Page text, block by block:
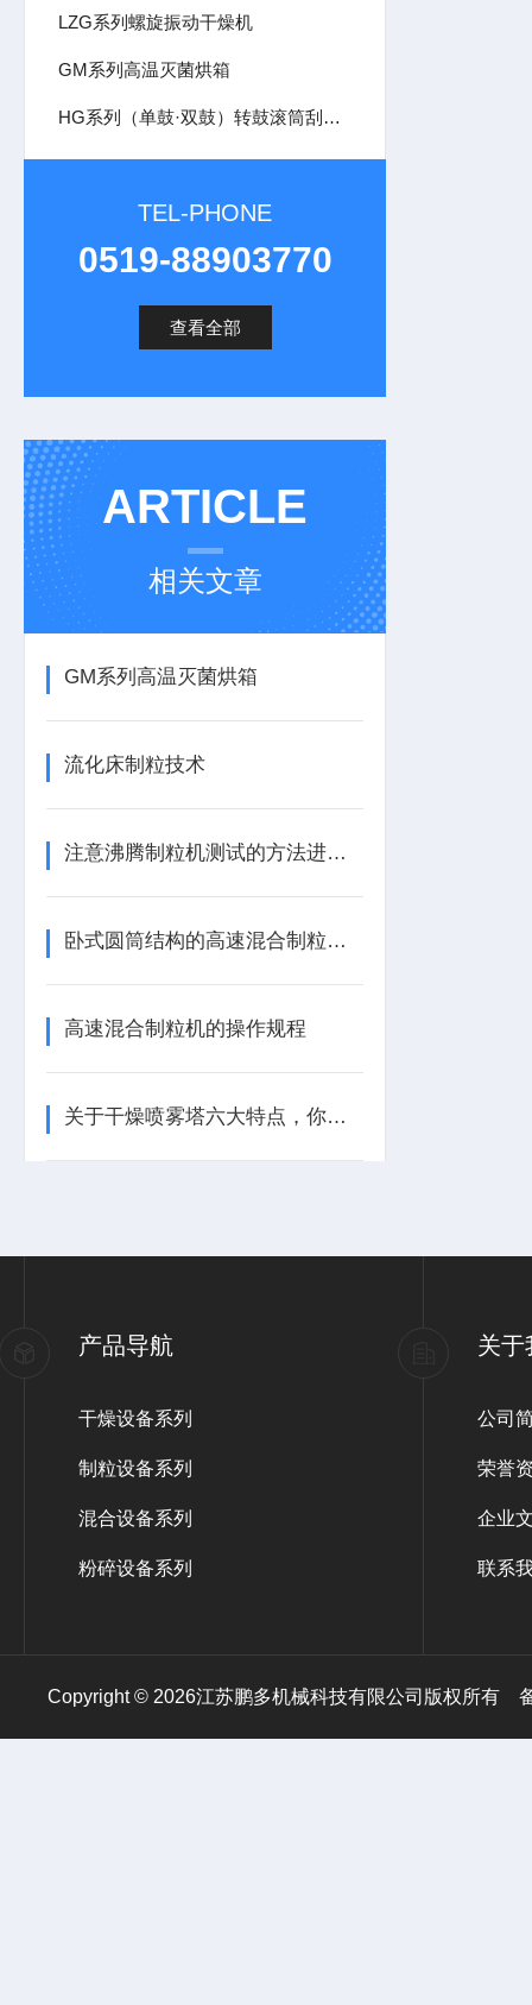
LZG系列螺旋振动干燥机
GM系列高温灭菌烘箱
HG系列（单鼓·双鼓）转鼓滚筒刮板干燥机
TEL-PHONE
0519-88903770
查看全部
ARTICLE
相关文章
GM系列高温灭菌烘箱
流化床制粒技术
注意沸腾制粒机测试的方法进行操作
卧式圆筒结构的高速混合制粒机——高效制粒的创新设计
高速混合制粒机的操作规程
关于干燥喷雾塔六大特点，你清楚它们都是什么吗？
产品导航
干燥设备系列
制粒设备系列
混合设备系列
粉碎设备系列
关于
公司
荣誉
企业
联系
Copyright © 2026江苏鹏多机械科技有限公司版权所有